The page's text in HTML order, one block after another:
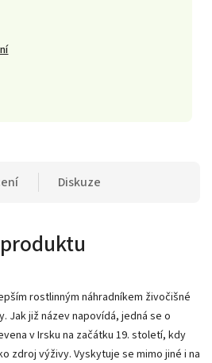
Diskuze
rostlinným náhradníkem živočišné
Jak již název napovídá, jedná se o
v Irsku na začátku 19. století, kdy
zdroj výživy. Vyskytuje se mimo jiné i na